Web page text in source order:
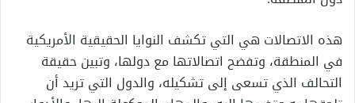
هذه الاتصالات هي التيتكشف النوايا الحقيقية الأمريكية
في المنطقة، وتفضح اتصالاتها مع دولها، وتبين حقيقة
التحالف الذي تسعى إلى تشكيله، والدول التي تريد أن